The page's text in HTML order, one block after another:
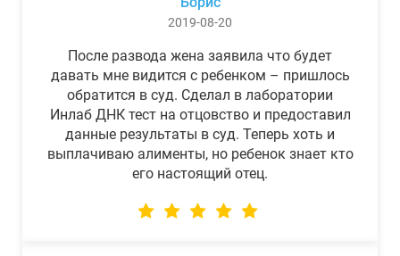
2019-08-20
После развода жена заявила что будет
давать мне видится с ребенком – пришлось
обратится в суд. Сделал в лаборатории
Инлаб ДНК тест на отцовство и предоставил
данные результаты в суд. Теперь хоть и
выплачиваю алименты, но ребенок знает кто
его настоящий отец.